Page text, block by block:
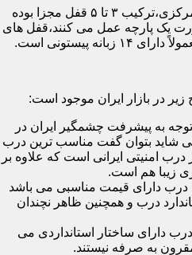
قفل مولتی پوینت:یا همان قفل مرکزی،ترکیب ۳ تا ۵ قفل مجزا بوده
یک پارچه عمل می کنند،قفل های
پیستونی است.
در بازار ایران موجود است:
به پیشرفت چشمگیر ایران در
شاید بتوان گفت مناسب ترین درب
امنیتی ایرانی است که علاوه بر
زیبا هم است.
دارای قیمت مناسبی می باشد
درب و همچنین ظاهر نچندان
دارای ساختار استانداردی می
به صرفه نیستند.